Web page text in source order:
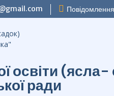
освіти
ради